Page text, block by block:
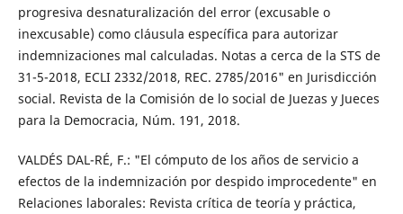
progresiva desnaturalización del error (excusable o
inexcusable) como cláusula específica para autorizar
indemnizaciones mal calculadas. Notas a cerca de la STS de
31-5-2018, ECLI 2332/2018, REC. 2785/2016" en Jurisdicción
social. Revista de la Comisión de lo social de Juezas y Jueces
para la Democracia, Núm. 191, 2018.
VALDÉS DAL-RÉ, F.: "El cómputo de los años de servicio a
efectos de la indemnización por despido improcedente" en
Relaciones laborales: Revista crítica de teoría y práctica,